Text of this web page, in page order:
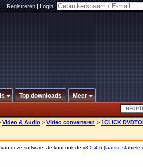
Registreren|Login:
Top downloads Meer
Video & Audio > Video converteren > 1CLICK
deze software. Je kunt ook de v3.0.4.6 (laatste stabiele